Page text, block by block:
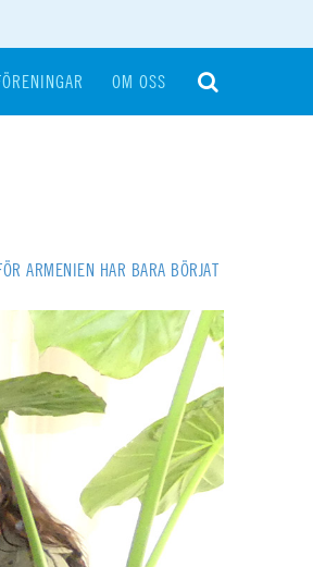
OM OSS
ARMENIEN HAR BARA BÖRJAT